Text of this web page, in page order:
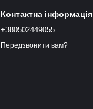
Контактна інформація
+380502449055
Передзвонити вам?